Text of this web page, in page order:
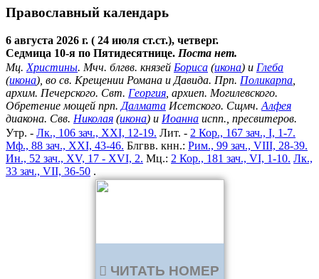
Православный календарь
6 августа 2026 г. ( 24 июля ст.ст.), четверг.
Седмица 10-я по Пятидесятнице. Поста нет.
Мц. Христины. Мчч. блгвв. князей Бориса (икона) и Глеба
(икона), во св. Крещении Романа и Давида. Прп. Поликарпа
архим. Печерского. Свт. Георгия , архиеп. Могилевского.
Обретение мощей прп. Далмата Исетского. Сщмч. Алфея
диакона. Свв. Николая (икона) и Иоанна испп., пресвитеров.
Утр. - Лк., 106 зач., XXI, 12-19. Лит. - 2 Кор., 167 зач., I, 1-7.
Мф., 88 зач., XXI, 43-46. Блгвв. кнн.: Рим., 99 зач., VIII, 28-39.
Ин., 52 зач., XV, 17 - XVI, 2. Мц.: 2 Кор., 181 зач., VI, 1-10. Лк.,
33 зач., VII, 36-50 .
ЧИТАТЬ НОМЕР